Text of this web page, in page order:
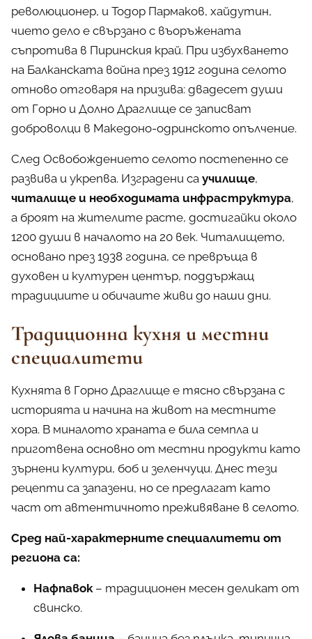
революционер, и Тодор Пармаков, хайдутин,
чието дело е свързано с въоръжената
съпротива в Пиринския край. При избухването
на Балканската война през 1912 година селото
отново отговаря на призива: двадесет души
от Горно и Долно Драглище се записват
доброволци в Македоно-одринското опълчение.
След Освобождението селото постепенно се
развива и укрепва. Изградени са училище,
читалище и необходимата инфраструктура,
а броят на жителите расте, достигайки около
1200 души в началото на 20 век. Читалището,
основано през 1938 година, се превръща в
духовен и културен център, поддържащ
традициите и обичаите живи до наши дни.
Традиционна кухня и местни
специалитети
Кухнята в Горно Драглище е тясно свързана с
историята и начина на живот на местните
хора. В миналото храната е била семпла и
приготвена основно от местни продукти като
зърнени култури, боб и зеленчуци. Днес тези
рецепти са запазени, но се предлагат като
част от автентичното преживяване в селото.
Сред най-характерните специалитети от
региона са:
Нафпавок– традиционен месен деликат от
свинско.